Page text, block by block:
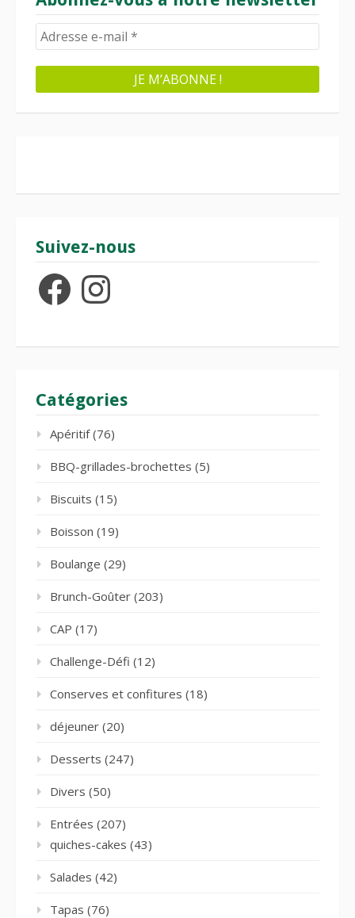
Suivez-nous
FacebookInstagram
Catégories
Apéritif(76)
BBQ-grillades-brochettes (5)
Biscuits (15)
Boisson (19)
Boulange (29)
Brunch-Goûter (203)
CAP (17)
Challenge-Défi (12)
Conserves et confitures (18)
déjeuner (20)
Desserts (247)
Divers (50)
Entrées (207)
quiches-cakes (43)
Salades (42)
Tapas (76)